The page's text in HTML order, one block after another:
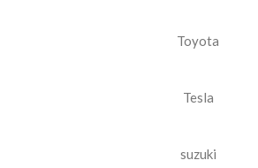
Toyota
Tesla
suzuki